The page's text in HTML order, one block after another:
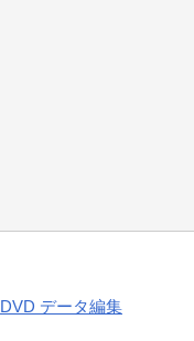
DVD データ編集